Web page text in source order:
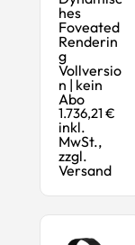
hes
Foveated
Renderin
g
Vollversio
n | kein
Abo
1.736,21 €
inkl.
MwSt.,
zzgl.
Versand